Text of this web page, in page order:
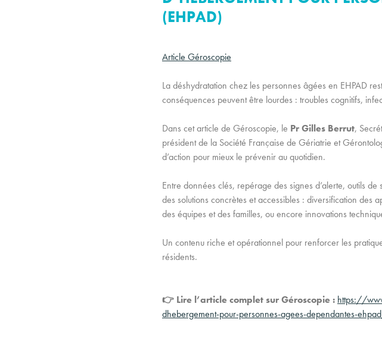
(EHPAD)
Article Géroscopie
La déshydratation chez les personnes âgées en EHPAD
conséquences peuvent être lourdes : troubles cognitifs,
Dans cet article de Géroscopie, le Pr Gilles Berrut,
président de la Société Française de Gériatrie et
d’action pour mieux le prévenir au quotidien.
Entre données clés, repérage des signes d’alerte, outils
des solutions concrètes et accessibles : diversification des
des équipes et des familles, ou encore innovations
Un contenu riche et opérationnel pour renforcer les
résidents.
👉 Lire l’article complet sur Géroscopie : https://
dhebergement-pour-personnes-agees-dependantes-